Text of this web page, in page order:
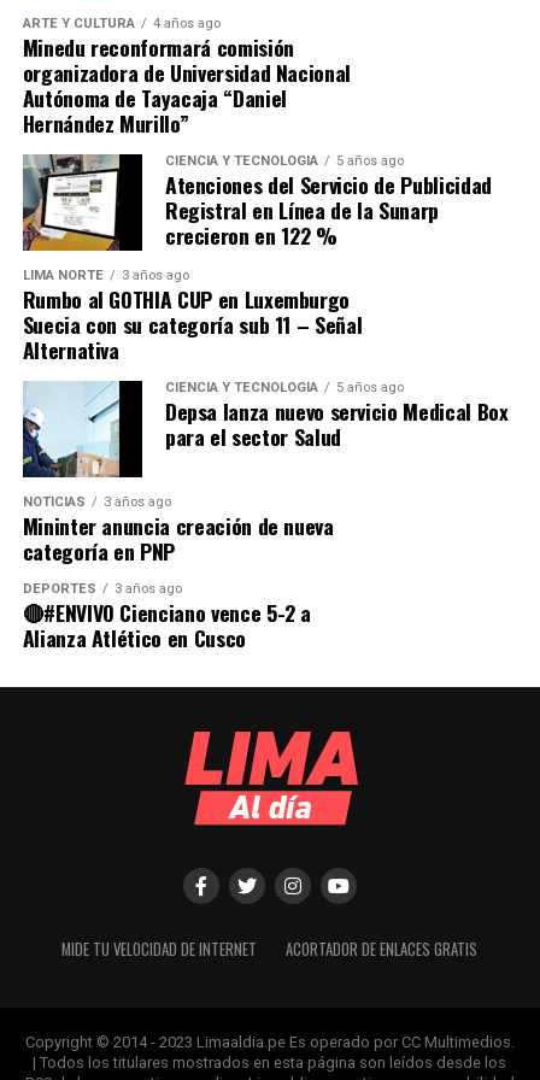
Source link
Comparte esto:
ARTE Y CULTURA 4 años ago
Minedu reconformará comisión
organizadora de Universidad Nacional
Autónoma de Tayacaja “Daniel
Hernández Murillo”
CIENCIA Y TECNOLOGÍA 5 años ago
Atenciones del Servicio de Publicidad
Registral en Línea de la Sunarp
crecieron en 122 %
LIMA NORTE 3 años ago
Rumbo al GOTHIA CUP en Luxemburgo
Suecia con su categoría sub 11 – Señal
Alternativa
CIENCIA Y TECNOLOGÍA 5 años ago
Depsa lanza nuevo servicio Medical Box
para el sector Salud
NOTICIAS 3 años ago
Mininter anuncia creación de nueva
categoría en PNP
DEPORTES 3 años ago
🔴#ENVIVO Cienciano vence 5-2 a
Alianza Atlético en Cusco
MIDE TU VELOCIDAD DE INTERNET ACORTADOR DE ENLACES GRATIS
Copyright © 2014 - 2023 Limaaldia.pe Es operado por CC Multimedios.
| Todos los titulares mostrados en esta página son leídos desde los